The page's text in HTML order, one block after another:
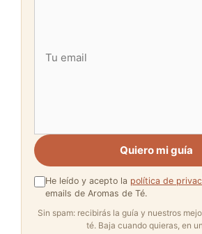
Quiero mi guía
He leído y acepto la política de
emails de Aromas de Té.
Sin spam: recibirás la guía y nuestros
té. Baja cuando quieras, en